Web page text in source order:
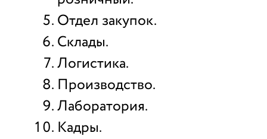
Отдел закупок.
Склады.
Логистика.
Производство.
Лаборатория.
Кадры.